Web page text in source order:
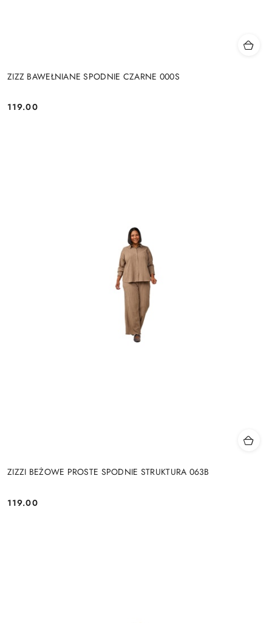
ZIZZ BAWEŁNIANE SPODNIE CZARNE 000S
Cena:
119.00
ZIZZI BEŻOWE PROSTE SPODNIE STRUKTURA 063B
Cena:
119.00